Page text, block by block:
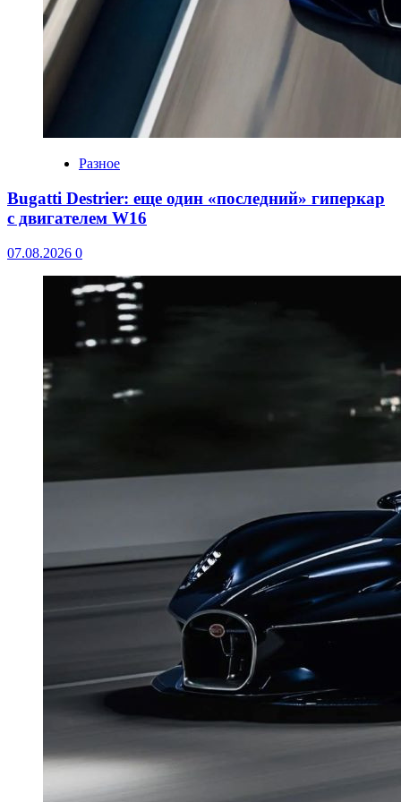
Разное
Bugatti Destrier: еще один «последний» гиперкар
с двигателем W16
07.08.2026 0